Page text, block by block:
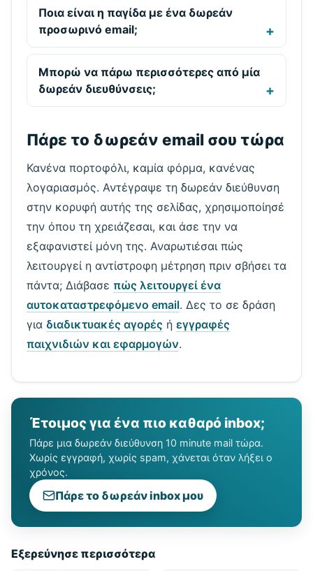
Ποια είναι η παγίδα με ένα δωρεάν
προσωρινό email;
Μπορώ να πάρω περισσότερες από μία
δωρεάν διευθύνσεις;
Πάρε το δωρεάν email σου τώρα
Κανένα πορτοφόλι, καμία φόρμα, κανένας
λογαριασμός. Αντέγραψε τη δωρεάν διεύθυνση
στην κορυφή αυτής της σελίδας, χρησιμοποίησέ
την όπου τη χρειάζεσαι, και άσε την να
εξαφανιστεί μόνη της. Αναρωτιέσαι πώς
λειτουργεί η αντίστροφη μέτρηση πριν σβήσει τα
πάντα; Διάβασε πώς λειτουργεί ένα
αυτοκαταστρεφόμενο email. Δες το σε δράση
για διαδικτυακές αγορές ή εγγραφές
παιχνιδιών και εφαρμογών.
Έτοιμος για ένα πιο καθαρό inbox;
Πάρε μια δωρεάν διεύθυνση 10 minute mail τώρα.
Χωρίς εγγραφή, χωρίς spam, χάνεται όταν λήξει ο
χρόνος.
Πάρε το δωρεάν inbox μου
Εξερεύνησε περισσότερα